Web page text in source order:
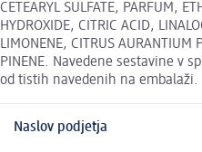
CETEARYL SULFATE, PARFUM,
HYDROXIDE, CITRIC ACID,
LIMONENE, CITRUS AURANTIUM
PINENE. Navedene sestavine v
od tistih navedenih na embalaži.
Naslov podjetja